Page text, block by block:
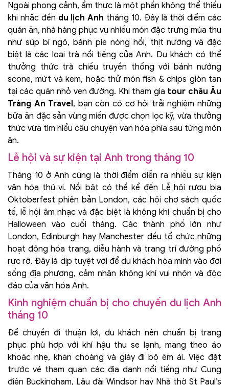
Ngoài phong cảnh, ẩm thực là một phần không thể thiếu
khi nhắc đến du lịch Anh tháng 10. Đây là thời điểm các
quán ăn, nhà hàng phục vụ nhiều món đặc trưng mùa thu
như súp bí ngô, bánh pie nóng hổi, thịt nướng và đặc
biệt là các loại trà nổi tiếng của Anh. Du khách có thể
thưởng thức trà chiều truyền thống với bánh nướng
scone, mứt và kem, hoặc thử món fish & chips giòn tan
tại các quán nhỏ ven đường. Khi tham gia tour châu Âu
Tràng An Travel, bạn còn có cơ hội trải nghiệm những
bữa ăn đặc sản vùng miền được chọn lọc kỹ, vừa thưởng
thức vừa tìm hiểu câu chuyện văn hóa phía sau từng món
ăn.
Lễ hội và sự kiện tại Anh trong tháng 10
Tháng 10 ở Anh cũng là thời điểm diễn ra nhiều sự kiện
văn hóa thú vị. Nổi bật có thể kể đến Lễ hội rượu bia
Oktoberfest phiên bản London, các hội chợ sách quốc
tế, lễ hội âm nhạc và đặc biệt là không khí chuẩn bị cho
Halloween vào cuối tháng. Các thành phố lớn như
London, Edinburgh hay Manchester đều tổ chức những
hoạt động hóa trang, diễu hành và trang trí đường phố
rực rỡ. Đây là dịp tuyệt vời để du khách hòa mình vào đời
sống địa phương, cảm nhận không khí vui nhộn và độc
đáo của văn hóa Anh.
Kinh nghiệm chuẩn bị cho chuyến du lịch Anh
tháng 10
Để chuyến đi thuận lợi, du khách nên chuẩn bị trang
phục phù hợp với khí hậu thu se lạnh, mang theo áo
khoác nhẹ, khăn choàng và giày đi bộ êm ái. Việc đặt
trước vé tham quan các địa danh nổi tiếng như Cung
điện Buckingham, Lâu đài Windsor hay Nhà thờ St Paul’s